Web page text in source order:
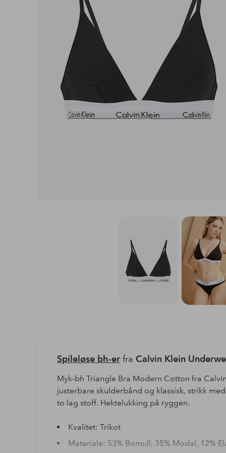
Spileløse bh-erfra Calvin Klein
Myk-bh Triangle Bra Modern Cotton fra
justerbare skulderbånd og klassisk, strikk
to lag stoff. Hektelukking på ryggen.
Kvalitet: Trikot
Materiale: 53% Bomull, 35% Modal, 12%